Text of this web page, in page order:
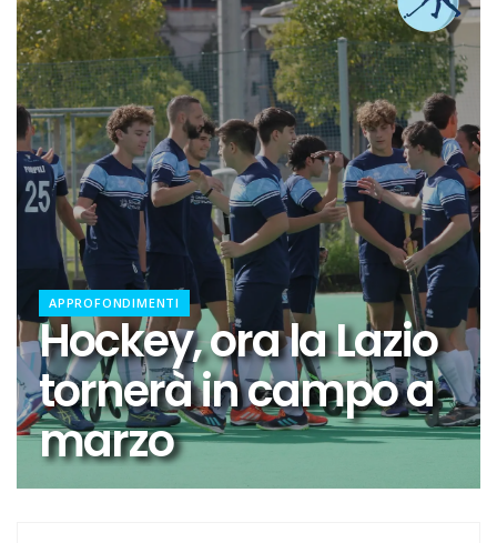
La Lazio completa la squadra con Grasso
Rugby, il 18 ottobre debutto a Catania
Calcio a 5 femminile, ecco le 11 rivali della Lazio
21 anni senza Bomber Fiorini: nostalgia!
Elite, ecco il calendario del girone di andata
Elite maschile: ecco le sfide dell'andata
Ecco De Souza, laterale con il vizio del gol
Il 16 agosto l'inizio dell'avventura in Coppa Italia
Calcio a 5, dalla Spagna con furore: ecco Luna
Il girone di C della Lazio
APPROFONDIMENTI
Hockey, ora la Lazio
tornerà in campo a
marzo